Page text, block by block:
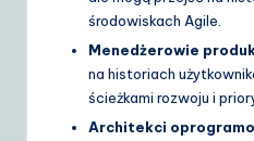
środowiskach Agile.
Menedżerowie
na historiach
ścieżkami rozwoju i
Architekci